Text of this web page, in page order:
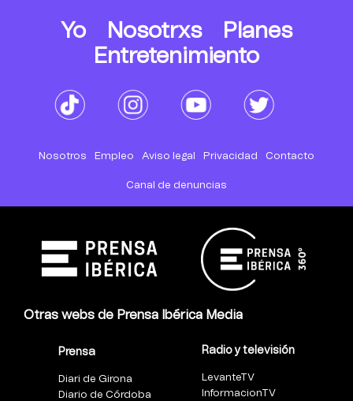
Yo Nosotrxs
Planes
Entretenimiento
Nosotros Empleo Aviso legal Privacidad Contacto
Canal de denuncias
Otras webs de Prensa Ibérica Media
Prensa
Diari de Girona
Diario de Córdoba
Radio y televisión
LevanteTV
InformacionTV